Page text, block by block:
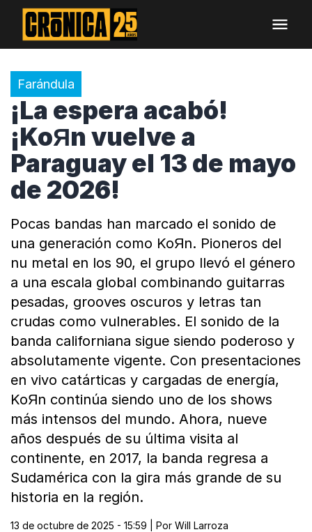
Farándula
¡La espera acabó!
¡KoЯn vuelve a
Paraguay el 13 de mayo
de 2026!
Pocas bandas han marcado el sonido de
una generación como KoЯn. Pioneros del
nu metal en los 90, el grupo llevó el género
a una escala global combinando guitarras
pesadas, grooves oscuros y letras tan
crudas como vulnerables. El sonido de la
banda californiana sigue siendo poderoso y
absolutamente vigente. Con presentaciones
en vivo catárticas y cargadas de energía,
KoЯn continúa siendo uno de los shows
más intensos del mundo. Ahora, nueve
años después de su última visita al
continente, en 2017, la banda regresa a
Sudamérica con la gira más grande de su
historia en la región.
13 de octubre de 2025 - 15:59 | Por Will Larroza